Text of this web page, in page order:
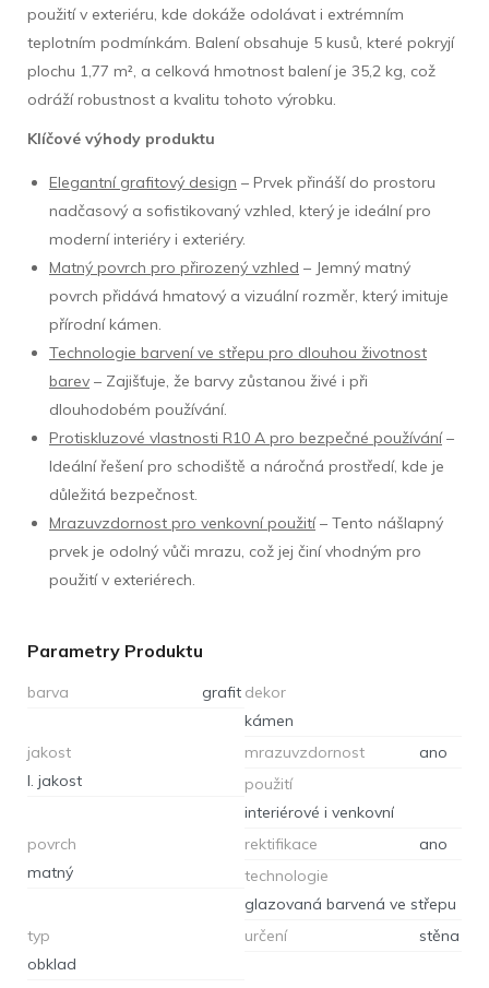
použití v exteriéru, kde dokáže odolávat i extrémním
teplotním podmínkám. Balení obsahuje 5 kusů, které pokryjí
plochu 1,77 m², a celková hmotnost balení je 35,2 kg, což
odráží robustnost a kvalitu tohoto výrobku.
Klíčové výhody produktu
Elegantní grafitový design – Prvek přináší do prostoru
nadčasový a sofistikovaný vzhled, který je ideální pro
moderní interiéry i exteriéry.
Matný povrch pro přirozený vzhled – Jemný matný
povrch přidává hmatový a vizuální rozměr, který imituje
přírodní kámen.
Technologie barvení ve střepu pro dlouhou životnost
barev – Zajišťuje, že barvy zůstanou živé i při
dlouhodobém používání.
Protiskluzové vlastnosti R10 A pro bezpečné používání–
Ideální řešení pro schodiště a náročná prostředí, kde je
důležitá bezpečnost.
Mrazuvzdornost pro venkovní použití– Tento nášlapný
prvek je odolný vůči mrazu, což jej činí vhodným pro
použití v exteriérech.
Parametry Produktu
barva grafit dekor
kámen
jakost
I. jakost
mrazuvzdornost
ano
použití
interiérové i venkovní
povrch
matný
rektifikace
ano
technologie
glazovaná barvená ve střepu
typ
obklad
určení stěna